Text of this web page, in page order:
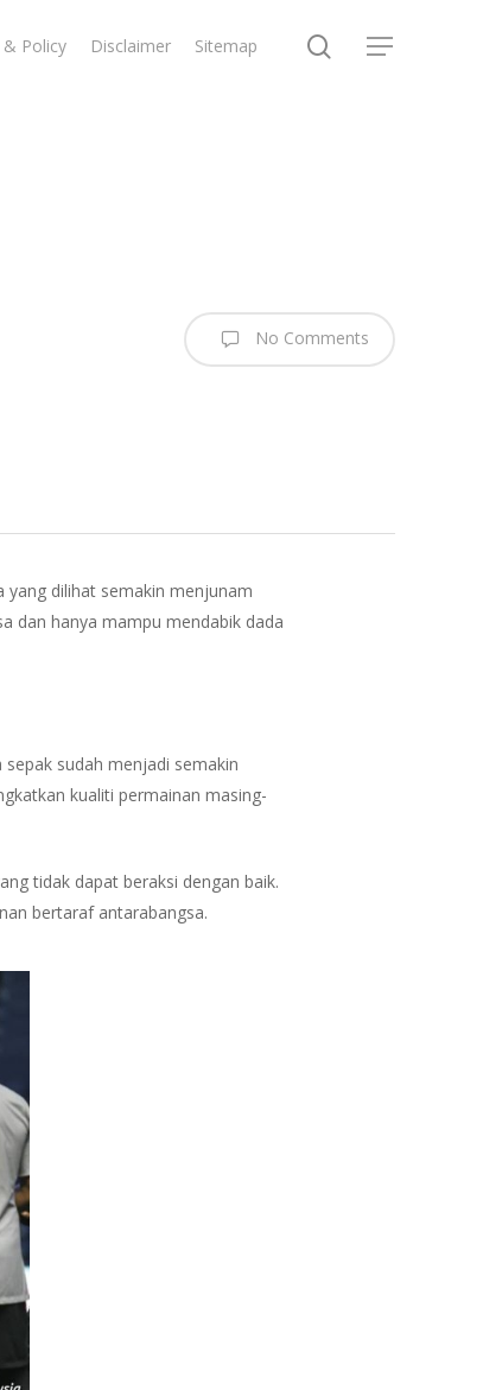
& Policy Disclaimer Sitemap search
Menu
No Comments
yang dilihat semakin menjunam
dan hanya mampu mendabik dada
sudah menjadi semakin
kualiti permainan masing-
tidak dapat beraksi dengan baik.
bertaraf antarabangsa.